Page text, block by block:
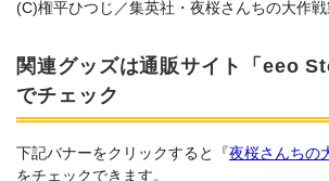
(C)権平ひつじ／集英社・夜桜さんちの大作
関連グッズは通販サイト「eeo
でチェック
下記バナーをクリックすると『夜桜さんちの
をチェックできます。